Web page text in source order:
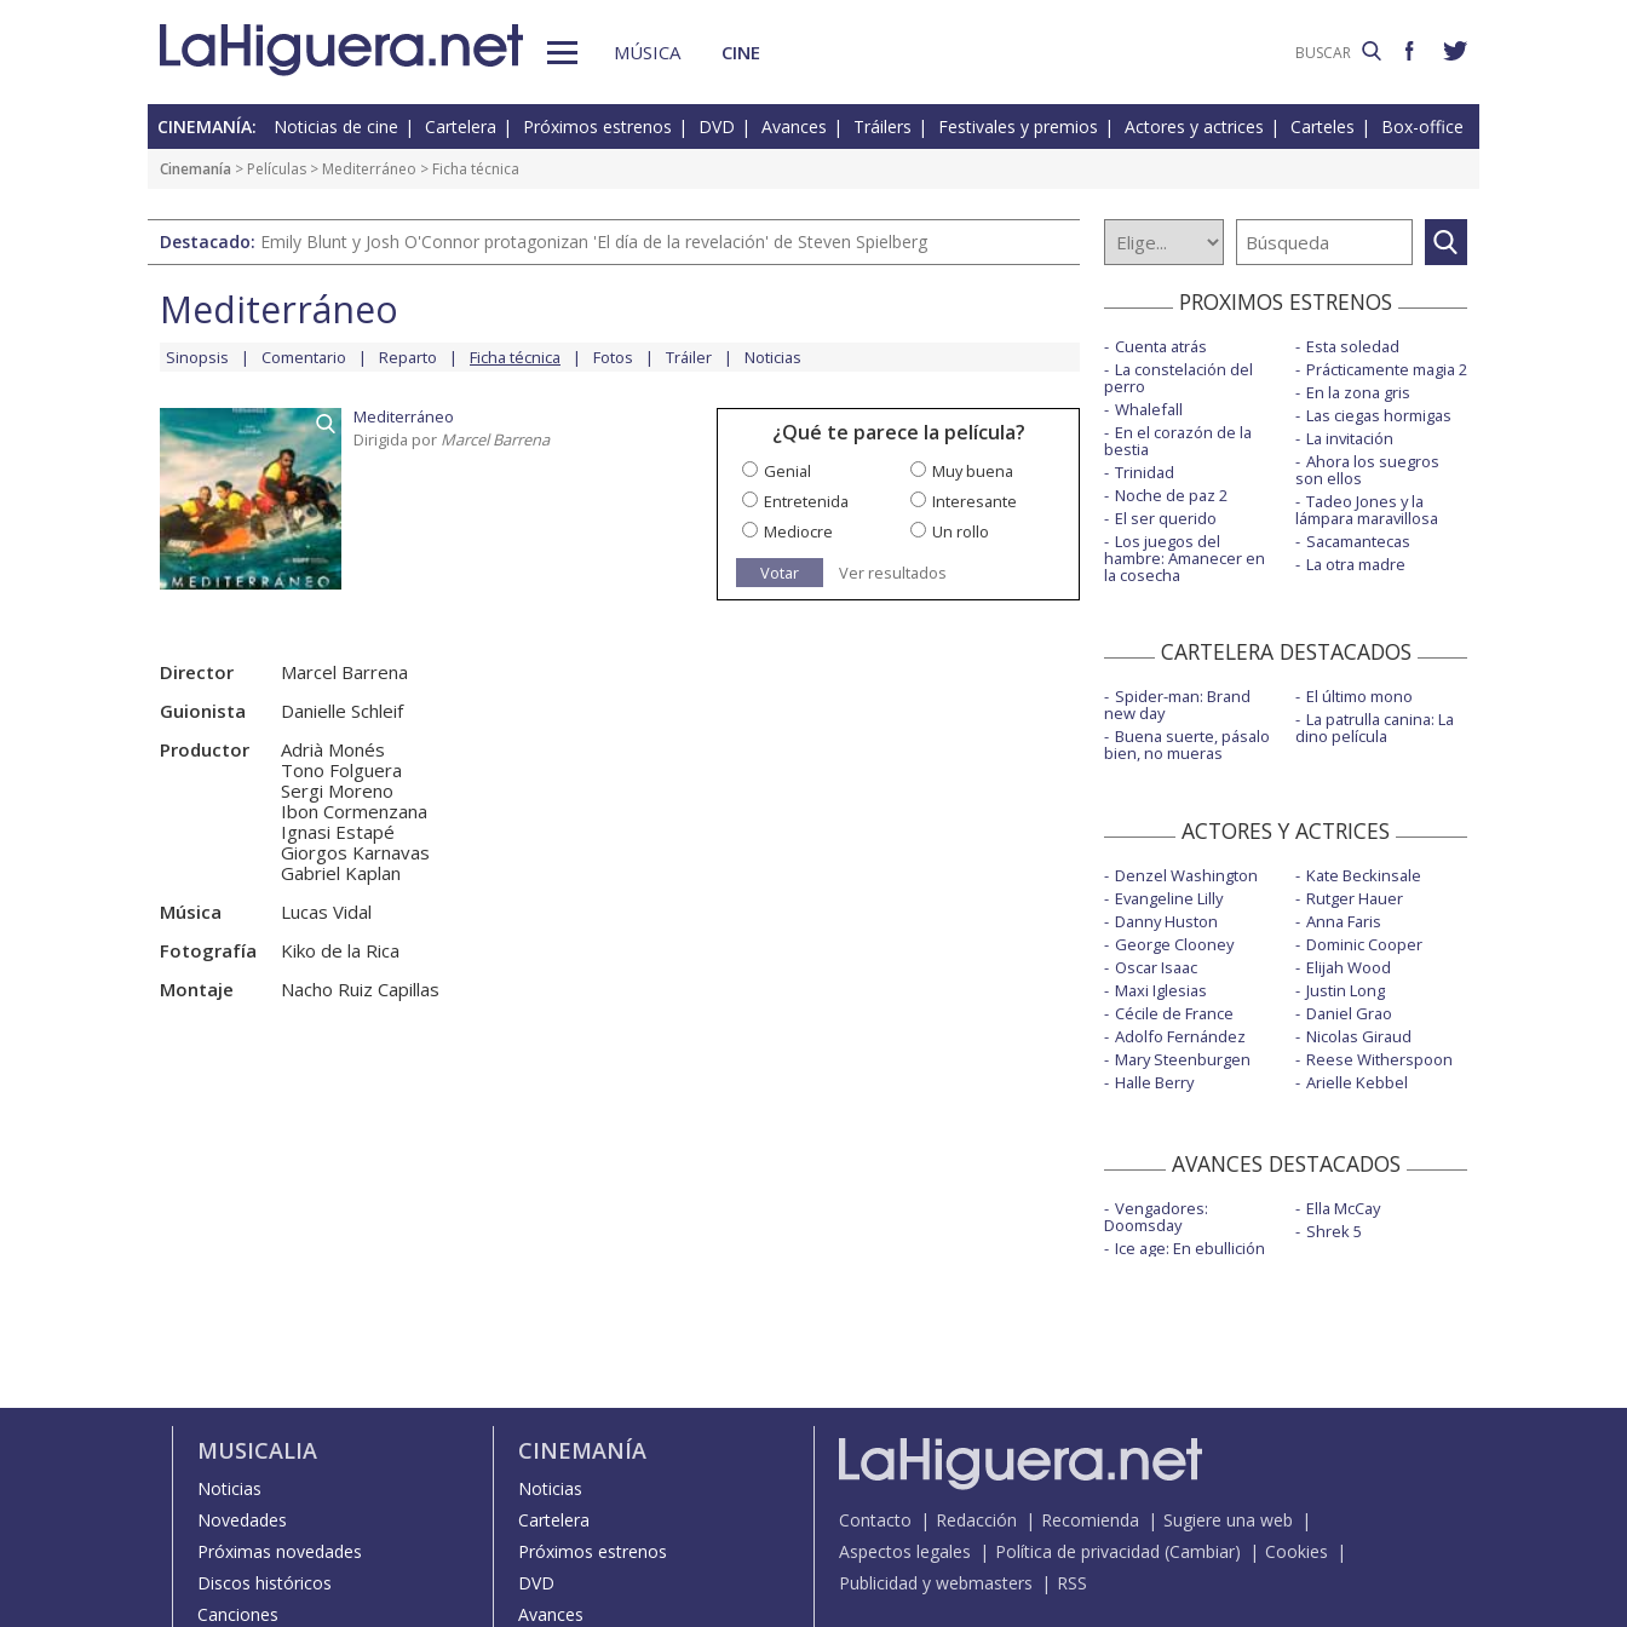
MÚSICA CINE
CINEMANÍA: Noticias de cine Cartelera Próximos estrenos DVD Avances Tráilers Festivales y premios Actores y actrices Carteles Box-office
Cinemanía > Películas > Mediterráneo > Ficha técnica
Destacado: Emily Blunt y Josh O'Connor protagonizan 'El día de la revelación' de Steven Spielberg
Mediterráneo
Sinopsis Comentario Reparto Ficha técnica Fotos Tráiler Noticias
Mediterráneo
Dirigida por Marcel Barrena ¿Qué te parece la película?
Genial
Muy buena
Entretenida
Interesante
Mediocre
Un rollo
Votar
Ver resultados
Director
Marcel Barrena
Guionista
Danielle Schleif
Productor
Adrià Monés
Tono Folguera
Sergi Moreno
Ibon Cormenzana
Ignasi Estapé
Giorgos Karnavas
Gabriel Kaplan
Música
Lucas Vidal
Fotografía
Kiko de la Rica
Montaje
Nacho Ruiz Capillas
PROXIMOS ESTRENOS
Cuenta atrás
La constelación del
perro
Whalefall
En el corazón de la
bestia
Trinidad
Noche de paz 2
El ser querido
Los juegos del
hambre: Amanecer en
la cosecha
Esta soledad
Prácticamente magia 2
En la zona gris
Las ciegas hormigas
La invitación
Ahora los suegros
son ellos
Tadeo Jones y la
lámpara maravillosa
Sacamantecas
La otra madre
CARTELERA DESTACADOS
Spider-man: Brand
new day
Buena suerte, pásalo
bien, no mueras
El último mono
La patrulla canina: La
dino película
ACTORES Y ACTRICES
Denzel Washington
Evangeline Lilly
Danny Huston
George Clooney
Oscar Isaac
Maxi Iglesias
Cécile de France
Adolfo Fernández
Mary Steenburgen
Halle Berry
Kate Beckinsale
Rutger Hauer
Anna Faris
Dominic Cooper
Elijah Wood
Justin Long
Daniel Grao
Nicolas Giraud
Reese Witherspoon
Arielle Kebbel
AVANCES DESTACADOS
Vengadores:
Doomsday
Ice age: En ebullición
Ella McCay
Shrek 5
MUSICALIA
Noticias
Novedades
Próximas novedades
Discos históricos
Canciones
CINEMANÍA
Noticias
Cartelera
Próximos estrenos
DVD
Avances
Contacto Redacción Recomienda
Sugiere una web
Aspectos legales
Política de privacidad (Cambiar)
Cookies
Publicidad y webmasters
RSS